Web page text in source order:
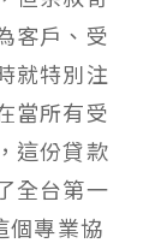
客戶、受
就特別注
當所有受
這份貸款
全台第一
個專業協